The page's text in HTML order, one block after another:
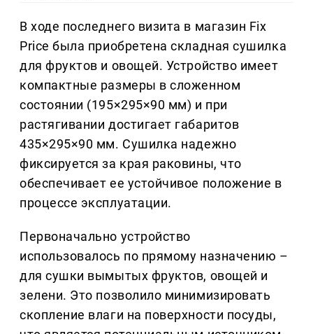
В ходе последнего визита в магазин Fix
Price была приобретена складная сушилка
для фруктов и овощей. Устройство имеет
компактные размеры в сложенном
состоянии (195×295×90 мм) и при
растягивании достигает габаритов
435×295×90 мм. Сушилка надежно
фиксируется за края раковины, что
обеспечивает ее устойчивое положение в
процессе эксплуатации.
Первоначально устройство
использовалось по прямому назначению –
для сушки вымытых фруктов, овощей и
зелени. Это позволило минимизировать
скопление влаги на поверхности посуды,